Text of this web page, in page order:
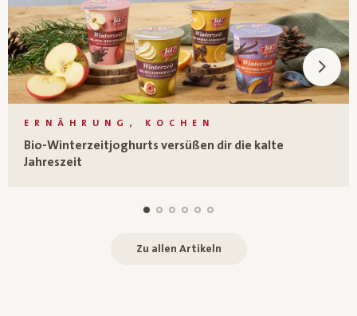
ERNÄHRUNG, KOCHEN
Bio-Winterzeitjoghurts versüßen dir die kalte
Jahreszeit
Zu allen Artikeln